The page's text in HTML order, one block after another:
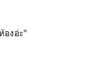
องอ่ะ"